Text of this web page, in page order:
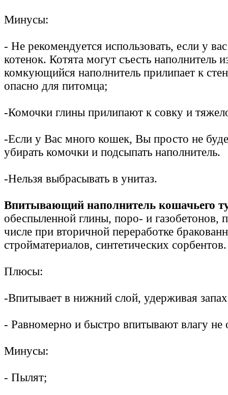
Минусы:
- Не рекомендуется использовать, если у
котенок. Котята могут съесть наполнитель
комкующийся наполнитель прилипает к
опасно для питомца;
-Комочки глины прилипают к совку и
-Если у Вас много кошек, Вы просто не
убирать комочки и подсыпать наполнитель.
-Нельзя выбрасывать в унитаз.
Впитывающий наполнитель кошачьего
обеспыленной глины, поро- и газобетонов,
числе при вторичной переработке
стройматериалов, синтетических сорбентов.
Плюсы:
-Впитывает в нижний слой, удерживая
- Равномерно и быстро впитывают влагу не
Минусы:
- Пылят;